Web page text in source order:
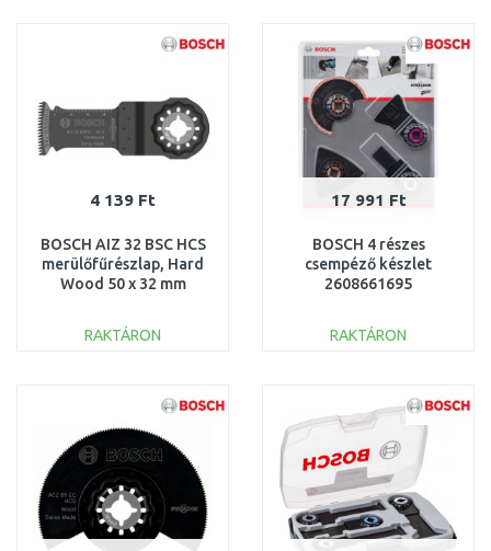
Összehasonlítás Összehasonlítás
4 139 Ft
BOSCH AIZ 32 BSC HCS
merülőfűrészlap, Hard
Wood 50 x 32 mm
RAKTÁRON
Összehasonlítás
17 991 Ft
BOSCH 4 részes
csempéző készlet
2608661695
RAKTÁRON
Összehasonlítás